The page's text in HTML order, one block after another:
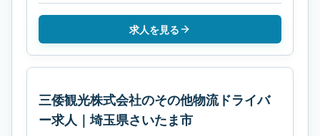
求人を見る
三倭観光株式会社のその他物流ドライバ
ー求人｜埼玉県さいたま市